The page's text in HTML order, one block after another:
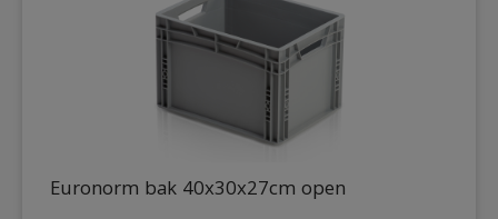
Euronorm bak 40x30x27cm open